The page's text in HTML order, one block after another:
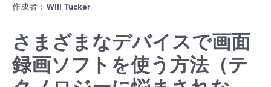
作成者： Will Tucker
さまざまなデバイスで画面
録画ソフトを使う方法（テ